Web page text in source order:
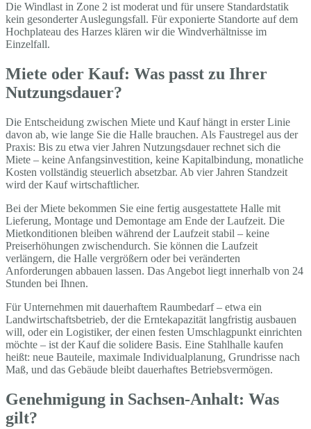
Die Windlast in Zone 2 ist moderat und für unsere Standardstatik
kein gesonderter Auslegungsfall. Für exponierte Standorte auf dem
Hochplateau des Harzes klären wir die Windverhältnisse im
Einzelfall.
Miete oder Kauf: Was passt zu Ihrer
Nutzungsdauer?
Die Entscheidung zwischen Miete und Kauf hängt in erster Linie
davon ab, wie lange Sie die Halle brauchen. Als Faustregel aus der
Praxis: Bis zu etwa vier Jahren Nutzungsdauer rechnet sich die
Miete – keine Anfangsinvestition, keine Kapitalbindung, monatliche
Kosten vollständig steuerlich absetzbar. Ab vier Jahren Standzeit
wird der Kauf wirtschaftlicher.
Bei der Miete bekommen Sie eine fertig ausgestattete Halle mit
Lieferung, Montage und Demontage am Ende der Laufzeit. Die
Mietkonditionen bleiben während der Laufzeit stabil – keine
Preiserhöhungen zwischendurch. Sie können die Laufzeit
verlängern, die Halle vergrößern oder bei veränderten
Anforderungen abbauen lassen. Das Angebot liegt innerhalb von 24
Stunden bei Ihnen.
Für Unternehmen mit dauerhaftem Raumbedarf – etwa ein
Landwirtschaftsbetrieb, der die Erntekapazität langfristig ausbauen
will, oder ein Logistiker, der einen festen Umschlagpunkt einrichten
möchte – ist der Kauf die solidere Basis. Eine Stahlhalle kaufen
heißt: neue Bauteile, maximale Individualplanung, Grundrisse nach
Maß, und das Gebäude bleibt dauerhaftes Betriebsvermögen.
Genehmigung in Sachsen-Anhalt: Was
gilt?